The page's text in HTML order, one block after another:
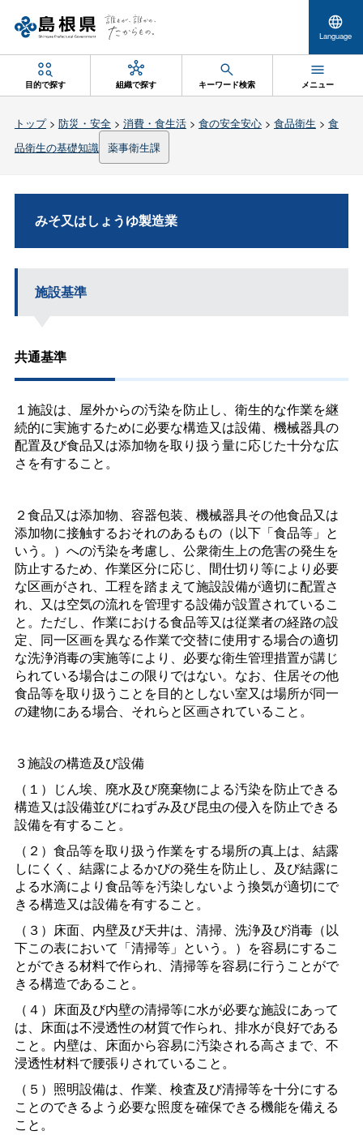
Language
目的で探す 組織で探す キーワード検索 メニュー
トップ> 防災・安全> 消費・食生活> 食の安全安心> 食品衛生 > 食
品衛生の基礎知識 薬事衛生課
みそ又はしょうゆ製造業
施設基準
共通基準
１施設は、屋外からの汚染を防止し、衛生的な作業を継
続的に実施するために必要な構造又は設備、機械器具の
配置及び食品又は添加物を取り扱う量に応じた十分な広
さを有すること。
２食品又は添加物、容器包装、機械器具その他食品又は
添加物に接触するおそれのあるもの（以下「食品等」と
いう。）への汚染を考慮し、公衆衛生上の危害の発生を
防止するため、作業区分に応じ、間仕切り等により必要
な区画がされ、工程を踏まえて施設設備が適切に配置さ
れ、又は空気の流れを管理する設備が設置されているこ
と。ただし、作業における食品等又は従業者の経路の設
定、同一区画を異なる作業で交替に使用する場合の適切
な洗浄消毒の実施等により、必要な衛生管理措置が講じ
られている場合はこの限りではない。なお、住居その他
食品等を取り扱うことを目的としない室又は場所が同一
の建物にある場合、それらと区画されていること。
３施設の構造及び設備
（１）じん埃、廃水及び廃棄物による汚染を防止できる
構造又は設備並びにねずみ及び昆虫の侵入を防止できる
設備を有すること。
（２）食品等を取り扱う作業をする場所の真上は、結露
しにくく、結露によるかびの発生を防止し、及び結露に
よる水滴により食品等を汚染しないよう換気が適切にで
きる構造又は設備を有すること。
（３）床面、内壁及び天井は、清掃、洗浄及び消毒（以
下この表において「清掃等」という。）を容易にするこ
とができる材料で作られ、清掃等を容易に行うことがで
きる構造であること。
（４）床面及び内壁の清掃等に水が必要な施設にあって
は、床面は不浸透性の材質で作られ、排水が良好である
こと。内壁は、床面から容易に汚染される高さまで、不
浸透性材料で腰張りされていること。
（５）照明設備は、作業、検査及び清掃等を十分にする
ことのできるよう必要な照度を確保できる機能を備える
こと。